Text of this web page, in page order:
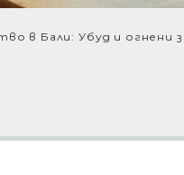
в Бали: Убуд и огнени